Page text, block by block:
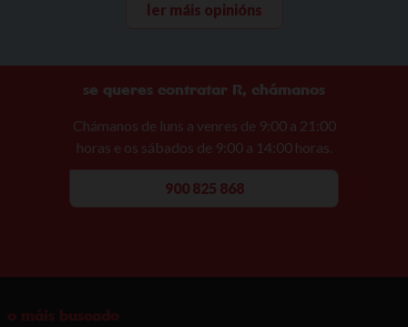
ler máis opinións
se queres contratar R, chámanos
Chámanos de luns a venres de 9:00 a 21:00
horas e os sábados de 9:00 a 14:00 horas.
900 825 868
o máis buscado